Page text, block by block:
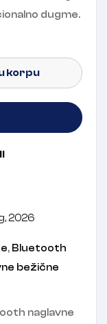
dugme.
korpu
2026
, Bluetooth
bežične
naglavne